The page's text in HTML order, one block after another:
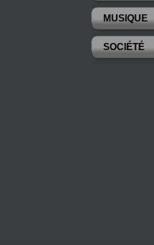
MUSIQUE
SOCIÉTÉ